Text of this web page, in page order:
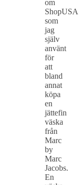
om
ShopUSA
som
jag
själv
använt
för
att
bland
annat
köpa
en
jättefin
väska
från
Marc
by
Marc
Jacobs.
En